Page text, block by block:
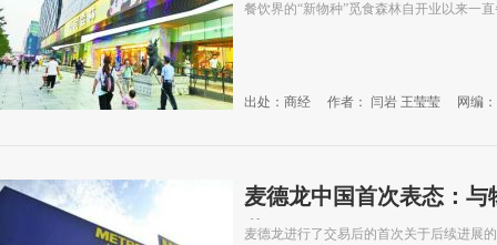
餐饮界的“新物种”觅食森林自开业以来一
出处：商经 作者： 闫岩 王莹莹 网编
麦德龙中国首次表态：
薪
麦德龙进行了交易后的首次关于后续进展